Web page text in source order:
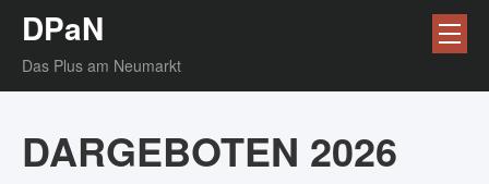
DPaN
Das Plus am Neumarkt
DARGEBOTEN 2026